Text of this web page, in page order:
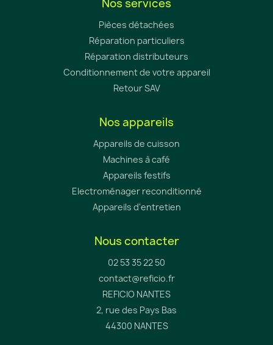
Nos services
Pièces détachées
Réparation particuliers
Réparation distributeurs
Conditionnement de votre appareil
Retour SAV
Nos appareils
Appareils de cuisson
Machines à café
Appareils festifs
Electroménager reconditionné
Appareils d'entretien
Nous contacter
02 53 35 22 50
contact@reficio.fr
REFICIO NANTES
2, rue des Pays Bas
44300 NANTES